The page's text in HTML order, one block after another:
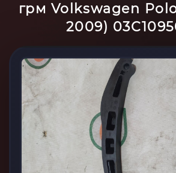
грм Volkswagen
2009)